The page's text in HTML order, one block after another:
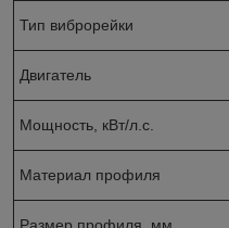
Тип виброрейки
Двигатель
Мощность, кВт/л.с.
Материал профиля
Размер профиля, мм